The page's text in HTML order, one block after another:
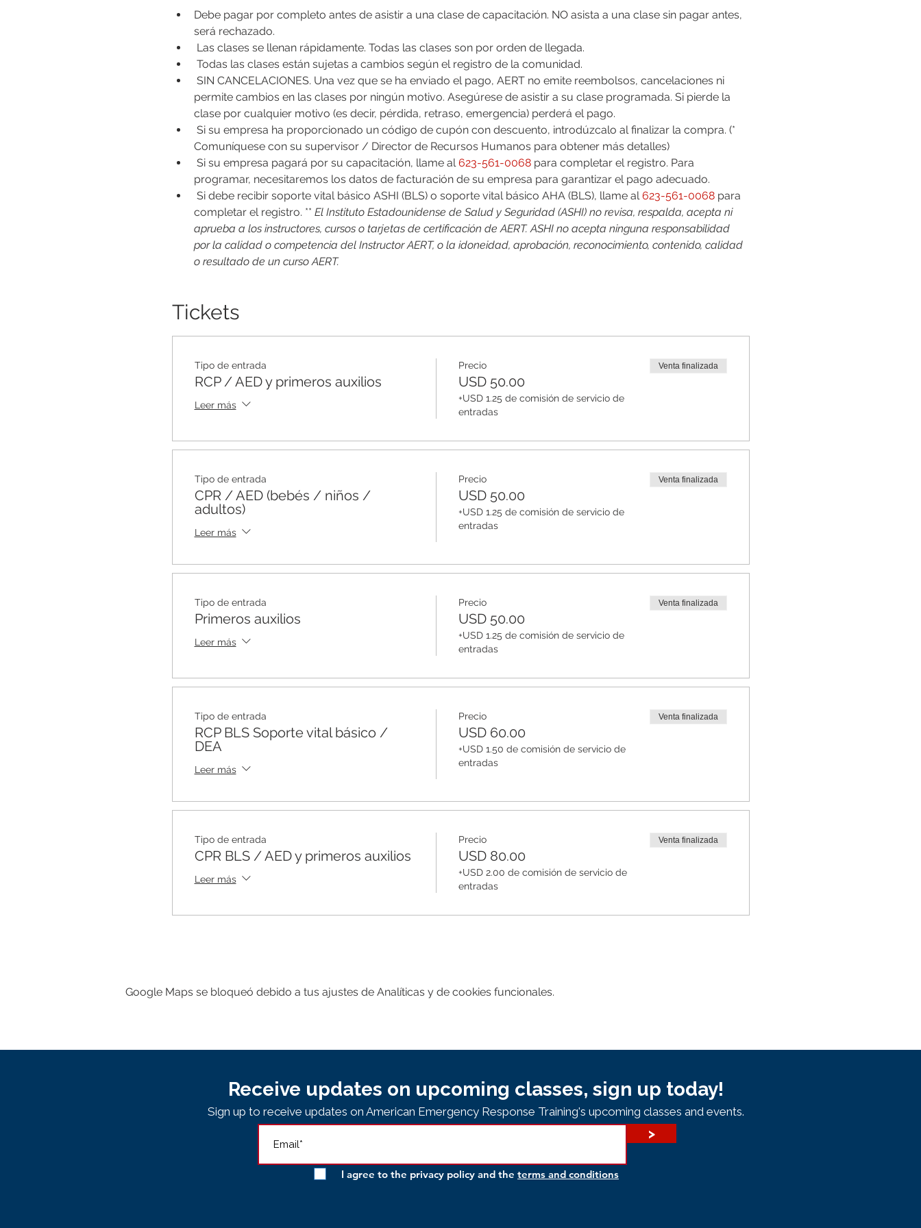
Debe pagar por completo antes de asistir a una clase de capacitación. NO asista a una clase sin pagar antes,
será rechazado.
Las clases se llenan rápidamente. Todas las clases son por orden de llegada.
Todas las clases están sujetas a cambios según el registro de la comunidad.
permite cambios en las clases por ningún motivo. Asegúrese de asistir a su clase programada. Si pierde la
clase por cualquier motivo (es decir, pérdida, retraso, emergencia) perderá el pago.
Comuníquese con su supervisor / Director de Recursos Humanos para obtener más detalles)
Si su empresa pagará por su capacitación, llame al 623-561-0068 para completar el registro. Para
programar, necesitaremos los datos de facturación de su empresa para garantizar el pago adecuado.
Si debe recibir soporte vital básico ASHI (BLS) o soporte vital básico AHA (BLS), llame al 623-561-0068 para
completar el registro. ** El Instituto Estadounidense de Salud y Seguridad (ASHI) no revisa, respalda, acepta ni
aprueba a los instructores, cursos o tarjetas de certificación de AERT. ASHI no acepta ninguna responsabilidad
por la calidad o competencia del Instructor AERT, o la idoneidad, aprobación, reconocimiento, contenido, calidad
o resultado de un curso AERT.
Tickets
Tipo de entrada
RCP / AED y primeros auxilios
Leer más
Precio
USD 50.00
+USD 1.25 de comisión de servicio de
entradas
Venta finalizada
Tipo de entrada
CPR / AED (bebés / niños /
adultos)
Leer más
Precio
USD 50.00
+USD 1.25 de comisión de servicio de
entradas
Venta finalizada
Tipo de entrada
Primeros auxilios
Leer más
Precio
USD 50.00
+USD 1.25 de comisión de servicio de
entradas
Venta finalizada
Tipo de entrada
RCP BLS Soporte vital básico /
DEA
Leer más
Precio
USD 60.00
+USD 1.50 de comisión de servicio de
entradas
Venta finalizada
Tipo de entrada
CPR BLS / AED y primeros auxilios
Leer más
Precio
USD 80.00
+USD 2.00 de comisión de servicio de
entradas
Venta finalizada
Google Maps se bloqueó debido a tus ajustes de Analíticas y de cookies funcionales.
Receive updates on upcoming classes, sign up today!
Sign up to receive updates on American Emergency Response Training's upcoming classes and events.
>
I agree to the privacy policy and the terms and conditions